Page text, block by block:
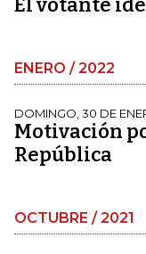
ENERO / 2022
DOMINGO, 30 DE
Motivación
República
OCTUBRE / 2021